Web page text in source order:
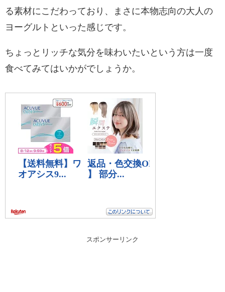
る素材にこだわっており、まさに本物志向の大人の
ヨーグルトといった感じです。
ちょっとリッチな気分を味わいたいという方は一度
食べてみてはいかがでしょうか。
スポンサーリンク